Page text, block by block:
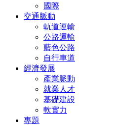
國際
交通脈動
軌道運輸
公路運輸
藍色公路
自行車道
經濟發展
產業脈動
就業人才
基礎建設
軟實力
專題